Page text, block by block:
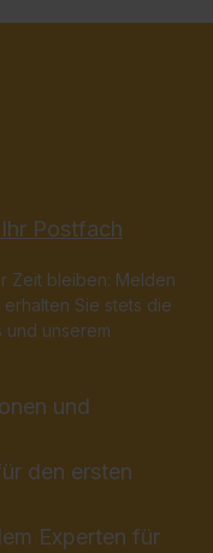
Postfach
Zeit bleiben: Melden
Sie stets die
unserem
und
den ersten
Experten für